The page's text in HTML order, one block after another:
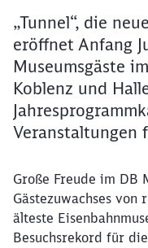
„Tunnel“, die
eröffnet Anfang
Museumsgäste
Koblenz und
Veranstaltungen
Große Freude im DB
Gästezuwachses
älteste
Besuchsrekord für